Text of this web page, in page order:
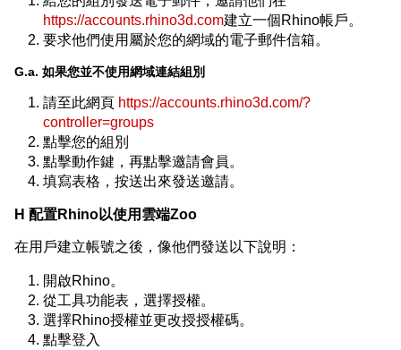
https://accounts.rhino3d.com建立一個Rhino帳戶。
要求他們使用屬於您的網域的電子郵件信箱。
G.a. 如果您並不使用網域連結組別
請至此網頁 https://accounts.rhino3d.com/?
controller=groups
點擊您的組別
點擊動作鍵，再點擊邀請會員。
填寫表格，按送出來發送邀請。
H 配置Rhino以使用雲端Zoo
在用戶建立帳號之後，像他們發送以下說明：
開啟Rhino。
從工具功能表，選擇授權。
選擇Rhino授權並更改授授權碼。
點擊登入